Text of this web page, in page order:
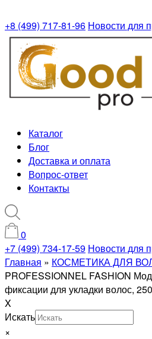
+8 (499) 717-81-96 Новости для
Каталог
Блог
Доставка и оплата
Вопрос-ответ
Контакты
0
+7 (499) 734-17-59 Новости для
Главная » КОСМЕТИКА ДЛЯ
PROFESSIONNEL FASHION
фиксации для укладки волос,
X
Искать
×